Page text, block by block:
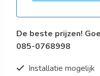
De beste prijzen!
085-0768998
Installatie mogelijk